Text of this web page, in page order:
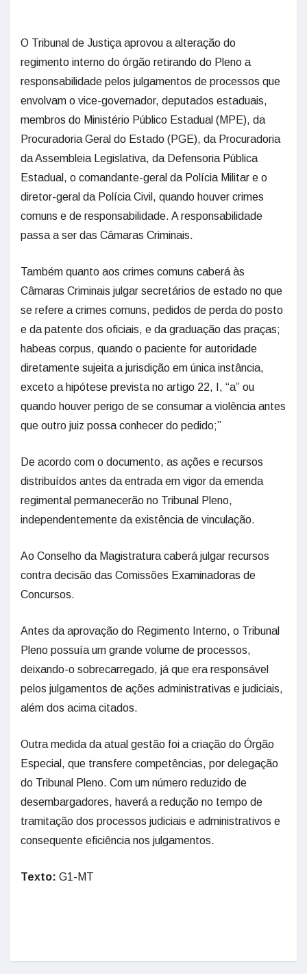
O Tribunal de Justiça aprovou a alteração do
regimento interno do órgão retirando do Pleno a
responsabilidade pelos julgamentos de processos que
envolvam o vice-governador, deputados estaduais,
membros do Ministério Público Estadual (MPE), da
Procuradoria Geral do Estado (PGE), da Procuradoria
da Assembleia Legislativa, da Defensoria Pública
Estadual, o comandante-geral da Polícia Militar e o
diretor-geral da Polícia Civil, quando houver crimes
comuns e de responsabilidade. A responsabilidade
passa a ser das Câmaras Criminais.
Também quanto aos crimes comuns caberá às
Câmaras Criminais julgar secretários de estado no que
se refere a crimes comuns, pedidos de perda do posto
e da patente dos oficiais, e da graduação das praças;
habeas corpus, quando o paciente for autoridade
diretamente sujeita a jurisdição em única instância,
exceto a hipótese prevista no artigo 22, I, “a” ou
quando houver perigo de se consumar a violência antes
que outro juiz possa conhecer do pedido;”
De acordo com o documento, as ações e recursos
distribuídos antes da entrada em vigor da emenda
regimental permanecerão no Tribunal Pleno,
independentemente da existência de vinculação.
Ao Conselho da Magistratura caberá julgar recursos
contra decisão das Comissões Examinadoras de
Concursos.
Antes da aprovação do Regimento Interno, o Tribunal
Pleno possuía um grande volume de processos,
deixando-o sobrecarregado, já que era responsável
pelos julgamentos de ações administrativas e judiciais,
além dos acima citados.
Outra medida da atual gestão foi a criação do Órgão
Especial, que transfere competências, por delegação
do Tribunal Pleno. Com um número reduzido de
desembargadores, haverá a redução no tempo de
tramitação dos processos judiciais e administrativos e
consequente eficiência nos julgamentos.
Texto: G1-MT